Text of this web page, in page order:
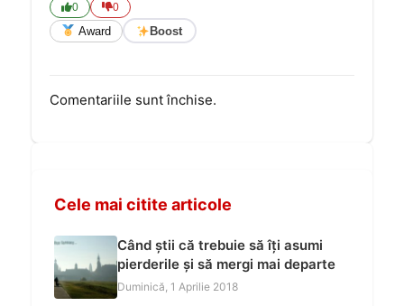
0 0
Award Boost
Comentariile sunt închise.
Cele mai citite articole
Când știi că trebuie să îți asumi
pierderile și să mergi mai departe
Duminică, 1 Aprilie 2018